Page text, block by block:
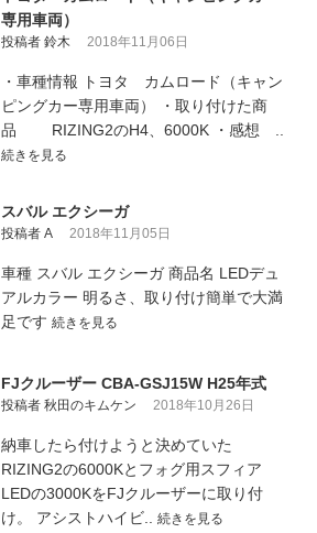
専用車両）
投稿者 鈴木 2018年11月06日
・車種情報 トヨタ カムロード（キャン
ピングカー専用車両） ・取り付けた商
品 RIZING2のH4、6000K ・感想 ..
続きを見る
スバル エクシーガ
投稿者 A 2018年11月05日
車種 スバル エクシーガ 商品名 LEDデュ
アルカラー 明るさ、取り付け簡単で大満
足です 続きを見る
FJクルーザー CBA-GSJ15W H25年式
投稿者 秋田のキムケン 2018年10月26日
納車したら付けようと決めていた
RIZING2の6000Kとフォグ用スフィア
LEDの3000KをFJクルーザーに取り付
け。 アシストハイビ.. 続きを見る